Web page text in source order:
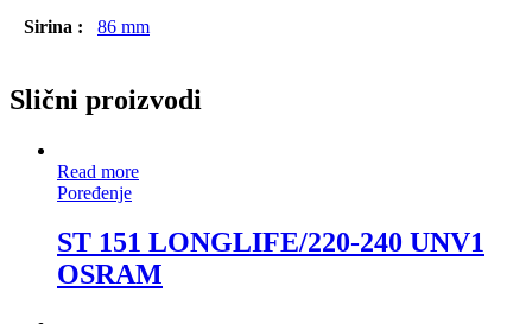
Sirina : 86 mm
Slični proizvodi
Read more
Poređenje
ST 151 LONGLIFE/220-240 UNV1
OSRAM